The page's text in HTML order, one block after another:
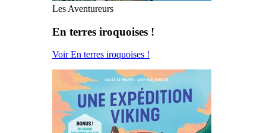
Les Aventureurs
En terres iroquoises !
Voir En terres iroquoises !